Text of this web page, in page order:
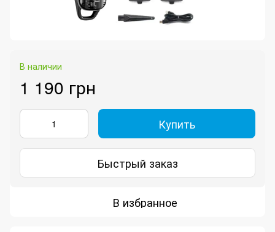
В наличии
1 190 грн
Купить
Быстрый заказ
В избранное